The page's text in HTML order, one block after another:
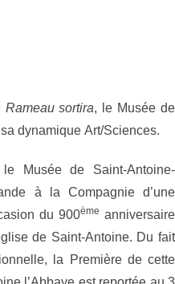
Rameau sortira, le Musée de
dynamique Art/Sciences.
Musée de Saint-Antoine-
à la Compagnie d’une
du 900ème anniversaire
de Saint-Antoine. Du fait
la Première de cette